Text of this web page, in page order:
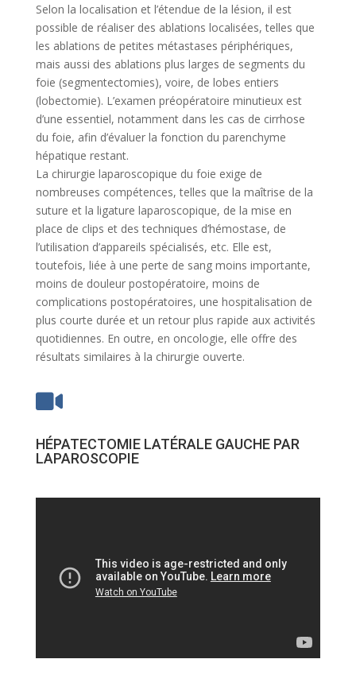
Selon la localisation et l’étendue de la lésion, il est
possible de réaliser des ablations localisées, telles que
les ablations de petites métastases périphériques,
mais aussi des ablations plus larges de segments du
foie (segmentectomies), voire, de lobes entiers
(lobectomie). L’examen préopératoire minutieux est
d’une essentiel, notamment dans les cas de cirrhose
du foie, afin d’évaluer la fonction du parenchyme
hépatique restant.
La chirurgie laparoscopique du foie exige de
nombreuses compétences, telles que la maîtrise de la
suture et la ligature laparoscopique, de la mise en
place de clips et des techniques d’hémostase, de
l’utilisation d’appareils spécialisés, etc. Elle est,
toutefois, liée à une perte de sang moins importante,
moins de douleur postopératoire, moins de
complications postopératoires, une hospitalisation de
plus courte durée et un retour plus rapide aux activités
quotidiennes. En outre, en oncologie, elle offre des
résultats similaires à la chirurgie ouverte.

HÉPATECTOMIE LATÉRALE GAUCHE PAR
LAPAROSCOPIE